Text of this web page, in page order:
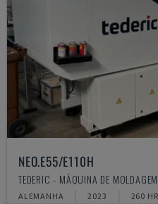
NEO.E55/E110H
TEDERIC - MÁQUINA DE
ALEMANHA 2023 260